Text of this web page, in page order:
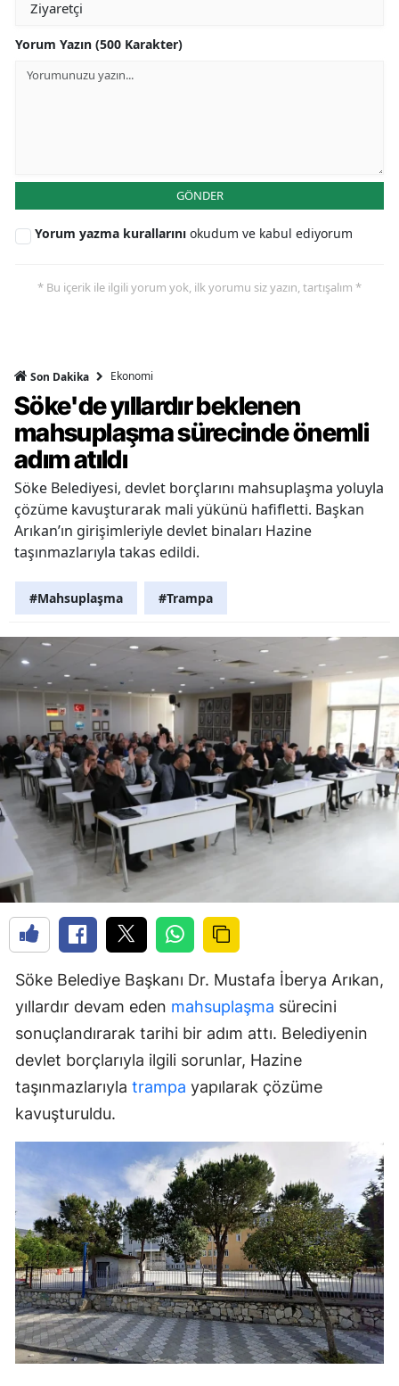
Yorum Yazın (500 Karakter)
GÖNDER
Yorum yazma kurallarını okudum ve kabul ediyorum
* Bu içerik ile ilgili yorum yok, ilk yorumu siz yazın, tartışalım *
Son Dakika Ekonomi
Söke'de yıllardır beklenen
mahsuplaşma sürecinde önemli
adım atıldı
Söke Belediyesi, devlet borçlarını mahsuplaşma yoluyla
çözüme kavuşturarak mali yükünü hafifletti. Başkan
Arıkan’ın girişimleriyle devlet binaları Hazine
taşınmazlarıyla takas edildi.
#Mahsuplaşma #Trampa
Söke Belediye Başkanı Dr. Mustafa İberya Arıkan,
yıllardır devam eden mahsuplaşma sürecini
sonuçlandırarak tarihi bir adım attı. Belediyenin
devlet borçlarıyla ilgili sorunlar, Hazine
taşınmazlarıyla trampa yapılarak çözüme
kavuşturuldu.